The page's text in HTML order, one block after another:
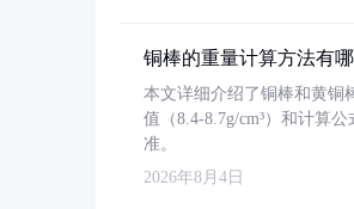
铜棒的重量计算方法有
本文详细介绍了铜棒和黄铜
值（8.4-8.7g/cm³）和计算
准。
2026年8月4日